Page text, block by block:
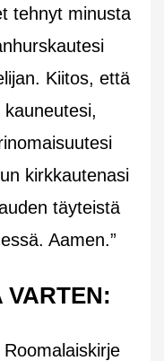
tehnyt minusta
Kiitos, että
kirkkautenasi
täyteistä
Aamen.”
VARTEN: